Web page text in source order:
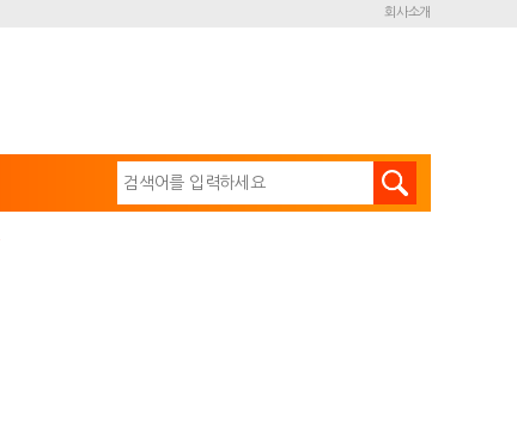
회사소개